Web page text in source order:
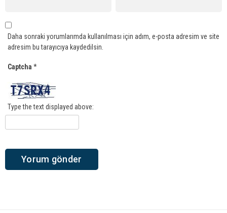
Daha sonraki yorumlarımda kullanılması için adım, e-posta adresim ve site
adresim bu tarayıcıya kaydedilsin.
Captcha *
Type the text displayed above: